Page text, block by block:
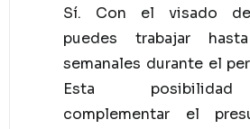
Sí. Con el visado
puedes trabajar
semanales durante el
Esta
complementar el